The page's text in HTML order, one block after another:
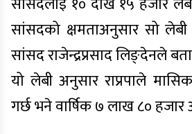
सांसदको क्षमताअनुसार सो लेबी
सांसद राजेन्द्रप्रसाद लिङ्देनले
यो लेबी अनुसार राप्रपाले
गर्छ भने वार्षिक ७ लाख ८० हजार